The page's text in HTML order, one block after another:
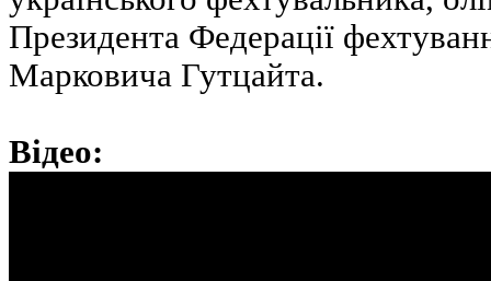
Президента Федерації
Марковича Гутцайта.
Відео: